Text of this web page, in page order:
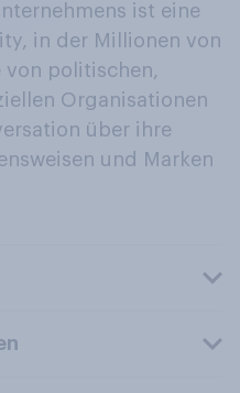
ist eine
in der Millionen von
von politischen,
Organisationen
über ihre
und Marken